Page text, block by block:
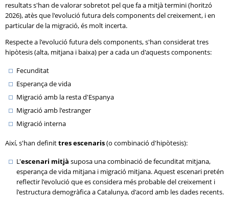
resultats s'han de valorar sobretot pel que fa a mitjà termini (horitzó
2026), atès que l'evolució futura dels components del creixement, i en
particular de la migració, és molt incerta.
Respecte a l'evolució futura dels components, s'han considerat tres
hipòtesis (alta, mitjana i baixa) per a cada un d'aquests components:
Fecunditat
Esperança de vida
Migració amb la resta d'Espanya
Migració amb l'estranger
Migració interna
Així, s'han definittres escenaris(o combinació d'hipòtesis):
L'escenari mitjà suposa una combinació de fecunditat mitjana,
esperança de vida mitjana i migració mitjana. Aquest escenari pretén
reflectir l'evolució que es considera més probable del creixement i
l'estructura demogràfica a Catalunya, d'acord amb les dades recents.